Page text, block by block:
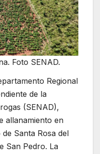
Foto SENAD.
Regional
de la
(SENAD),
allanamiento en
Santa Rosa del
San Pedro. La